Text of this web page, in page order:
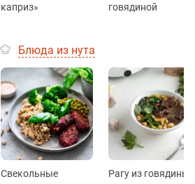
каприз»
говядиной
Блюда из нута
Свекольные
Рагу из говядины